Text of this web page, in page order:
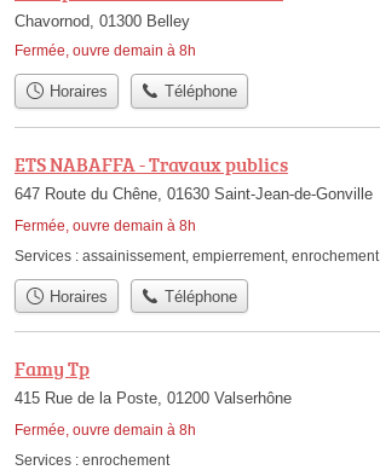
Chavornod, 01300 Belley
Fermée, ouvre demain à 8h
Horaires Téléphone
ETS NABAFFA - Travaux publics
647 Route du Chêne, 01630 Saint-Jean-de-Gonville
Fermée, ouvre demain à 8h
Services : assainissement empierrement enrochement
Horaires Téléphone
Famy Tp
415 Rue de la Poste, 01200 Valserhône
Fermée, ouvre demain à 8h
Services : enrochement